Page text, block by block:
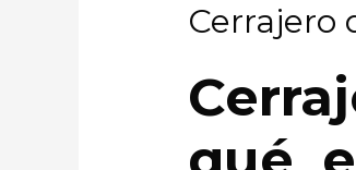
Cerrajero